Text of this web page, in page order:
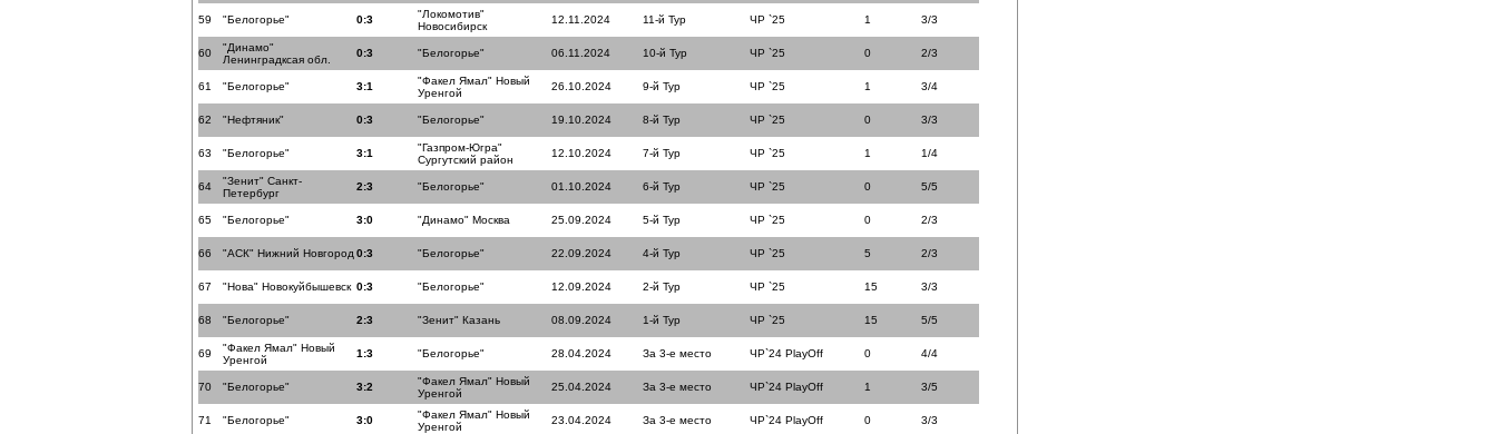
59 "Белогорье" 0:3
"Локомотив"
Новосибирск
12.11.2024 11-й Тур ЧР `25 1 3/3
60
"Динамо"
Ленинградксая обл.
0:3 "Белогорье" 06.11.2024 10-й Тур ЧР `25 0 2/3
61 "Белогорье" 3:1
"Факел Ямал" Новый
Уренгой
26.10.2024 9-й Тур ЧР `25 1 3/4
62 "Нефтяник" 0:3 "Белогорье" 19.10.2024 8-й Тур ЧР `25 0 3/3
63 "Белогорье" 3:1
"Газпром-Югра"
Сургутский район
12.10.2024 7-й Тур ЧР `25 1 1/4
64
"Зенит" Санкт-
Петербург
2:3 "Белогорье" 01.10.2024 6-й Тур ЧР `25 0 5/5
65 "Белогорье" 3:0 "Динамо" Москва 25.09.2024 5-й Тур ЧР `25 0 2/3
66 "АСК" Нижний Новгород 0:3 "Белогорье" 22.09.2024 4-й Тур ЧР `25 5 2/3
67 "Нова" Новокуйбышевск 0:3 "Белогорье" 12.09.2024 2-й Тур ЧР `25 15 3/3
68 "Белогорье" 2:3 "Зенит" Казань 08.09.2024 1-й Тур ЧР `25 15 5/5
69
"Факел Ямал" Новый
Уренгой
1:3 "Белогорье" 28.04.2024 За 3-е место ЧР`24 PlayOff 0 4/4
70 "Белогорье" 3:2
"Факел Ямал" Новый
Уренгой
25.04.2024 За 3-е место ЧР`24 PlayOff 1 3/5
71 "Белогорье" 3:0
"Факел Ямал" Новый
Уренгой
23.04.2024 За 3-е место ЧР`24 PlayOff 0 3/3